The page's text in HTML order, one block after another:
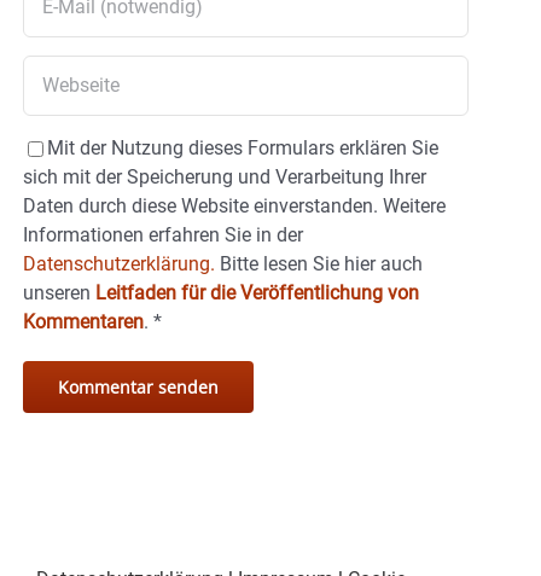
Mit der Nutzung dieses Formulars erklären Sie
sich mit der Speicherung und Verarbeitung Ihrer
Daten durch diese Website einverstanden. Weitere
Informationen erfahren Sie in der
Datenschutzerklärung. Bitte lesen Sie hier auch
unseren Leitfaden für die Veröffentlichung von
Kommentaren. *